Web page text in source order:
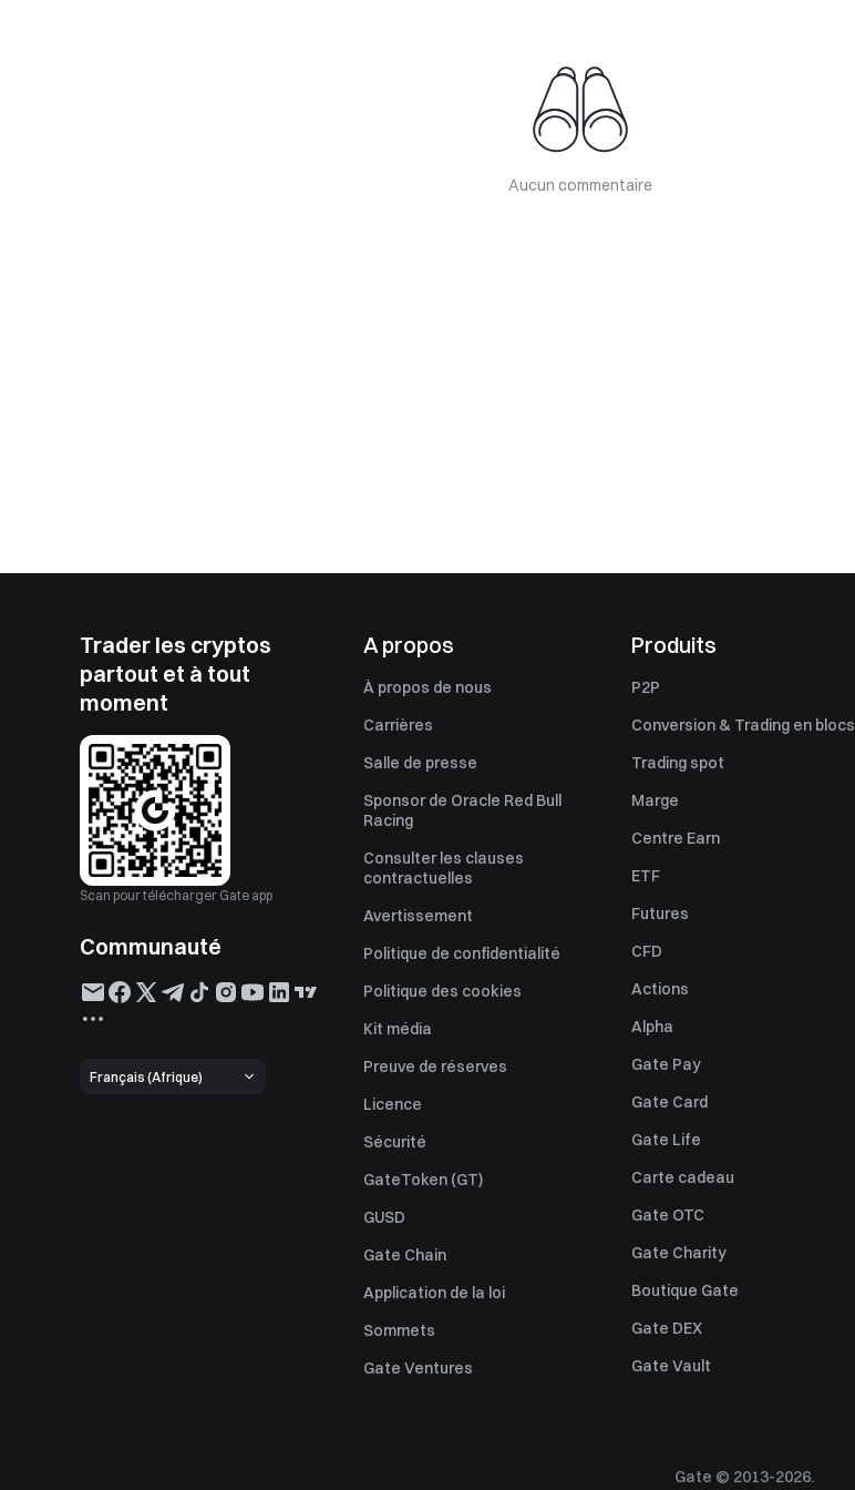
Aucun commentaire
Trader les cryptos
partout et à tout
moment
Scan pour télécharger Gate app
Communauté
Français (Afrique)
A propos
À propos de nous
Carrières
Salle de presse
Sponsor de Oracle Red Bull
Racing
Consulter les clauses
contractuelles
Avertissement
Politique de confidentialité
Politique des cookies
Kit média
Preuve de réserves
Licence
Sécurité
GateToken (GT)
GUSD
Gate Chain
Application de la loi
Sommets
Gate Ventures
Produits
P2P
Conversion & Trading en blocs
Trading spot
Marge
Centre Earn
ETF
Futures
CFD
Actions
Alpha
Gate Pay
Gate Card
Gate Life
Carte cadeau
Gate OTC
Gate Charity
Boutique Gate
Gate DEX
Gate Vault
Gate © 2013-2026.